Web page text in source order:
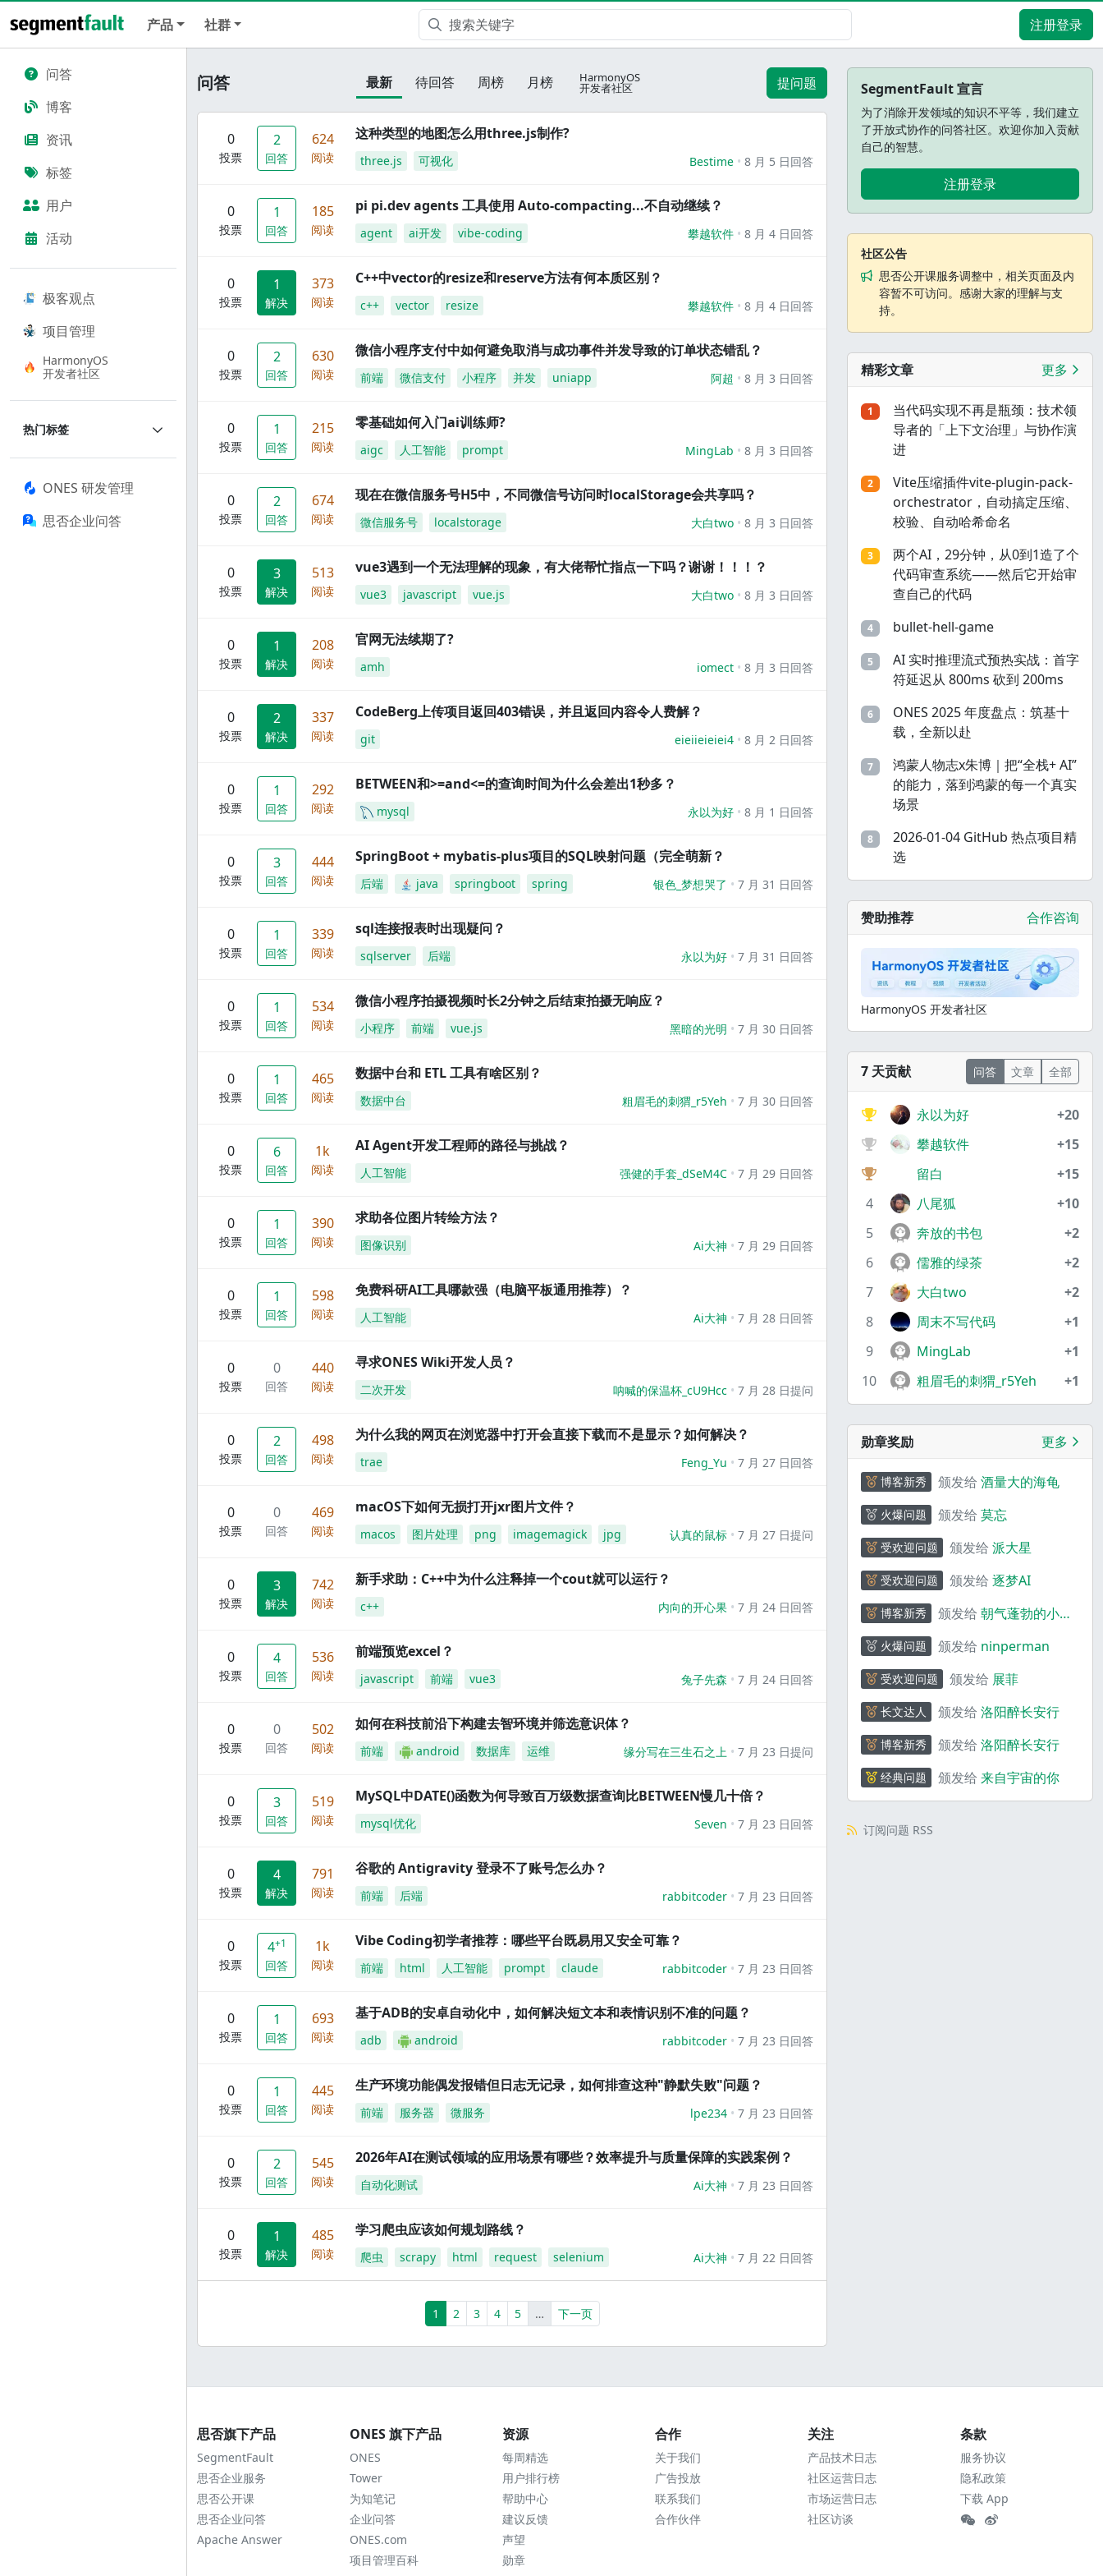
产品 社群 注册登录
问答
博客
资讯
标签
用户
活动
极客观点
项目管理
HarmonyOS
开发者社区
热门标签
ONES 研发管理
思否企业问答
问答 最新 待回答 周榜 月榜 HarmonyOS
开发者社区 提问题
0
投票
2
回答
624
阅读
这种类型的地图怎么用three.js制作?
three.js 可视化 Bestime 8 月 5 日回答
0
投票
1
回答
185
阅读
pi pi.dev agents 工具使用 Auto-compacting...不自动继续？
agent ai开发 vibe-coding 攀越软件 8 月 4 日回答
0
投票
1
解决
373
阅读
C++中vector的resize和reserve方法有何本质区别？
c++ vector resize 攀越软件 8 月 4 日回答
0
投票
2
回答
630
阅读
微信小程序支付中如何避免取消与成功事件并发导致的订单状态错乱？
前端 微信支付 小程序 并发 uniapp 阿超 8 月 3 日回答
0
投票
1
回答
215
阅读
零基础如何入门ai训练师?
aigc 人工智能 prompt MingLab 8 月 3 日回答
0
投票
2
回答
674
阅读
现在在微信服务号H5中，不同微信号访问时localStorage会共享吗？
微信服务号 localstorage 大白two 8 月 3 日回答
0
投票
3
解决
513
阅读
vue3遇到一个无法理解的现象，有大佬帮忙指点一下吗？谢谢！！！？
vue3 javascript vue.js 大白two 8 月 3 日回答
0
投票
1
解决
208
阅读
官网无法续期了?
amh iomect 8 月 3 日回答
0
投票
2
解决
337
阅读
CodeBerg上传项目返回403错误，并且返回内容令人费解？
git eieiieieiei4 8 月 2 日回答
0
投票
1
回答
292
阅读
BETWEEN和>=and<=的查询时间为什么会差出1秒多？
mysql 永以为好 8 月 1 日回答
0
投票
3
回答
444
阅读
SpringBoot + mybatis-plus项目的SQL映射问题（完全萌新？
后端 java springboot spring 银色_梦想哭了 7 月 31 日回答
0
投票
1
回答
339
阅读
sql连接报表时出现疑问？
sqlserver 后端 永以为好 7 月 31 日回答
0
投票
1
回答
534
阅读
微信小程序拍摄视频时长2分钟之后结束拍摄无响应？
小程序 前端 vue.js 黑暗的光明 7 月 30 日回答
0
投票
1
回答
465
阅读
数据中台和 ETL 工具有啥区别？
数据中台 粗眉毛的刺猬_r5Yeh 7 月 30 日回答
0
投票
6
回答
1k
阅读
AI Agent开发工程师的路径与挑战？
人工智能 强健的手套_dSeM4C 7 月 29 日回答
0
投票
1
回答
390
阅读
求助各位图片转绘方法？
图像识别 Ai大神 7 月 29 日回答
0
投票
1
回答
598
阅读
免费科研AI工具哪款强（电脑平板通用推荐）？
人工智能 Ai大神 7 月 28 日回答
0
投票
0
回答
440
阅读
寻求ONES Wiki开发人员？
二次开发 呐喊的保温杯_cU9Hcc 7 月 28 日提问
0
投票
2
回答
498
阅读
为什么我的网页在浏览器中打开会直接下载而不是显示？如何解决？
trae Feng_Yu 7 月 27 日回答
0
投票
0
回答
469
阅读
macOS下如何无损打开jxr图片文件？
macos 图片处理 png imagemagick jpg 认真的鼠标 7 月 27 日提问
0
投票
3
解决
742
阅读
新手求助：C++中为什么注释掉一个cout就可以运行？
c++ 内向的开心果 7 月 24 日回答
0
投票
4
回答
536
阅读
前端预览excel？
javascript 前端 vue3 兔子先森 7 月 24 日回答
0
投票
0
回答
502
阅读
如何在科技前沿下构建去智环境并筛选意识体？
前端 android 数据库 运维 缘分写在三生石之上 7 月 23 日提问
0
投票
3
回答
519
阅读
MySQL中DATE()函数为何导致百万级数据查询比BETWEEN慢几十倍？
mysql优化 Seven 7 月 23 日回答
0
投票
4
解决
791
阅读
谷歌的 Antigravity 登录不了账号怎么办？
前端 后端 rabbitcoder 7 月 23 日回答
0
投票
4+1
回答
1k
阅读
Vibe Coding初学者推荐：哪些平台既易用又安全可靠？
前端 html 人工智能 prompt claude rabbitcoder 7 月 23 日回答
0
投票
1
回答
693
阅读
基于ADB的安卓自动化中，如何解决短文本和表情识别不准的问题？
adb android rabbitcoder 7 月 23 日回答
0
投票
1
回答
445
阅读
生产环境功能偶发报错但日志无记录，如何排查这种"静默失败"问题？
前端 服务器 微服务 lpe234 7 月 23 日回答
0
投票
2
回答
545
阅读
2026年AI在测试领域的应用场景有哪些？效率提升与质量保障的实践案例？
自动化测试 Ai大神 7 月 23 日回答
0
投票
1
解决
485
阅读
学习爬虫应该如何规划路线？
爬虫 scrapy html request selenium Ai大神 7 月 22 日回答
1 (current)
2 3 4 5 …More下一页
SegmentFault 宣言
为了消除开发领域的知识不平等，我们建立
了开放式协作的问答社区。欢迎你加入贡献
自己的智慧。
注册登录
社区公告
思否公开课服务调整中，相关页面及内
容暂不可访问。感谢大家的理解与支
持。
精彩文章 更多
1
当代码实现不再是瓶颈：技术领
导者的「上下文治理」与协作演
进
2
Vite压缩插件vite-plugin-pack-
orchestrator，自动搞定压缩、
校验、自动哈希命名
3
两个AI，29分钟，从0到1造了个
代码审查系统——然后它开始审
查自己的代码
4 bullet-hell-game
5
AI 实时推理流式预热实战：首字
符延迟从 800ms 砍到 200ms
6
ONES 2025 年度盘点：筑基十
载，全新以赴
7
鸿蒙人物志x朱博｜把“全栈+ AI”
的能力，落到鸿蒙的每一个真实
场景
8
2026-01-04 GitHub 热点项目精
选
赞助推荐 合作咨询
HarmonyOS 开发者社区
7 天贡献 问答 文章 全部
永以为好
+20
攀越软件
+15
留白
+15
4
八尾狐
+10
5
奔放的书包
+2
6
儒雅的绿茶
+2
7
大白two
+2
8
周末不写代码
+1
9
MingLab
+1
10
粗眉毛的刺猬_r5Yeh +1
勋章奖励 更多
博客新秀 颁发给 酒量大的海龟
火爆问题 颁发给 莫忘
受欢迎问题 颁发给 派大星
受欢迎问题 颁发给 逐梦AI
博客新秀 颁发给 朝气蓬勃的小熊
火爆问题 颁发给 ninperman
受欢迎问题 颁发给 展菲
长文达人 颁发给 洛阳醉长安行
博客新秀 颁发给 洛阳醉长安行
经典问题 颁发给 来自宇宙的你
订阅问题 RSS
思否旗下产品
SegmentFault
思否企业服务
思否公开课
思否企业问答
Apache Answer
ONES 旗下产品
ONES
Tower
为知笔记
企业问答
ONES.com
项目管理百科
资源
每周精选
用户排行榜
帮助中心
建议反馈
声望
勋章
合作
关于我们
广告投放
联系我们
合作伙伴
关注
产品技术日志
社区运营日志
市场运营日志
社区访谈
条款
服务协议
隐私政策
下载 App